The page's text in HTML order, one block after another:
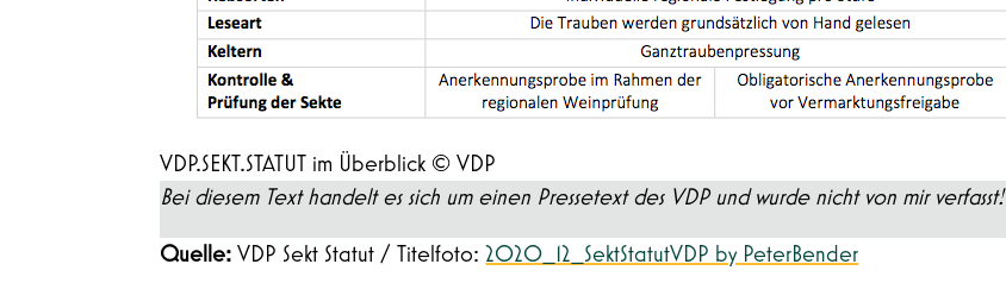
VDP.SEKT.STATUT im Überblick © VDP
Bei diesem Text handelt es sich um einen Pressetext des VDP und wurde nicht von mir verfasst!
Quelle:VDP Sekt Statut / Titelfoto:2020_12_SektStatutVDP by PeterBender